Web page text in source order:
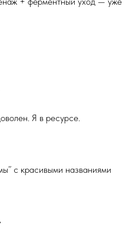
Я в ресурсе.
с красивыми названиями